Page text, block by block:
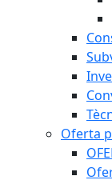
Oferta